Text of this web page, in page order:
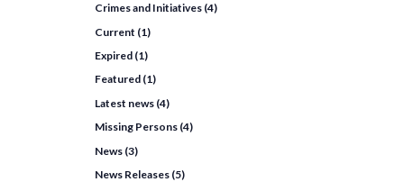
Crimes and Initiatives (4)
Current (1)
Expired (1)
Featured (1)
Latest news (4)
Missing Persons (4)
News (3)
News Releases (5)